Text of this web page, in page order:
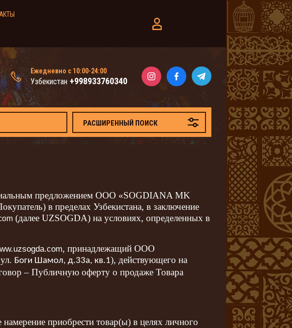
Ежедневно с 10:00-24:00
Узбекистан +998933760340
РАСШИРЕННЫЙ ПОИСК
предложением ООО «SOGDIANA MK
в пределах Узбекистана, в заключение
(далее UZSOGDA) на условиях, определенных в
, принадлежащий OOO
Боги Шамол, д.33а, кв.1), действующего на
– Публичную оферту о продаже Товара
приобрести товар(ы) в целях личного